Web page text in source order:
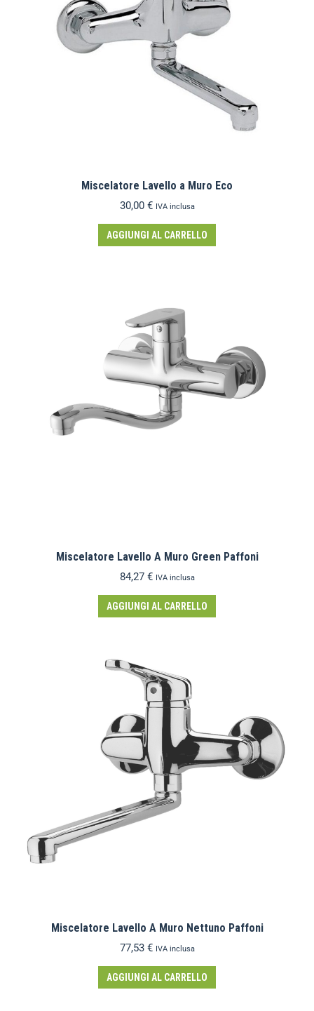
Miscelatore Lavello a Muro Eco
30,00 € IVA inclusa
AGGIUNGI AL CARRELLO
Miscelatore Lavello A Muro Green Paffoni
84,27 € IVA inclusa
AGGIUNGI AL CARRELLO
Miscelatore Lavello A Muro Nettuno Paffoni
77,53 € IVA inclusa
AGGIUNGI AL CARRELLO